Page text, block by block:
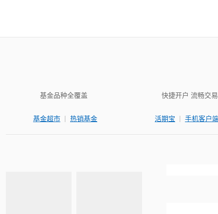
基金品种全覆盖
基金超市 | 热销基金
快捷开户 流畅交易
活期宝 | 手机客户